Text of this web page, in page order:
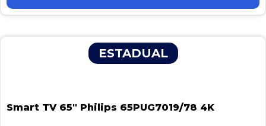
ESTADUAL
Smart TV 65″ Philips 65PUG7019/78 4K